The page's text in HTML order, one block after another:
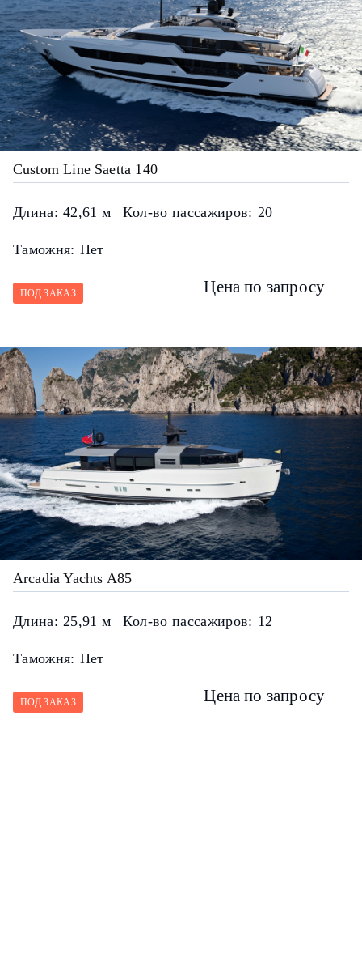
Custom Line Saetta 140
Длина: 42,61 м Кол-во пассажиров: 20
Таможня: Нет
ПОД ЗАКАЗ Цена по запросу
Arcadia Yachts A85
Длина: 25,91 м Кол-во пассажиров: 12
Таможня: Нет
ПОД ЗАКАЗ Цена по запросу